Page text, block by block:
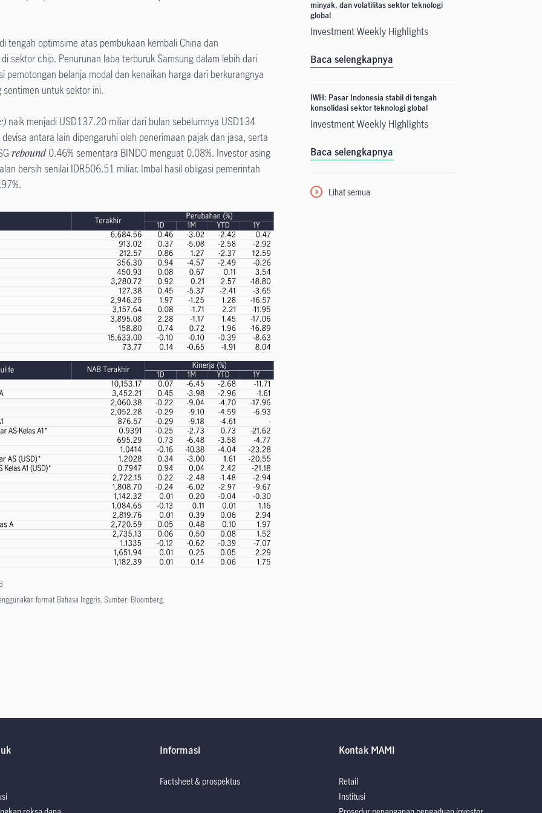
tengah optimsime atas pembukaan kembali China dan
sektor chip. Penurunan laba terburuk Samsung dalam lebih dari
pemotongan belanja modal dan kenaikan harga dari berkurangnya
untuk sektor ini.
naik menjadi USD137.20 miliar dari bulan sebelumnya USD134
antara lain dipengaruhi oleh penerimaan pajak dan jasa, serta
rebound0.46% sementara BINDO menguat 0.08%. Investor asing
bersih senilai IDR506.51 miliar. Imbal hasil obligasi pemerintah
minyak, dan volatilitas sektor teknologi
global
Investment Weekly Highlights
Baca selengkapnya
IWH: Pasar Indonesia stabil di tengah
konsolidasi sektor teknologi global
Investment Weekly Highlights
Baca selengkapnya
Lihat semua
format Bahasa Inggris. Sumber: Bloomberg.
Informasi
Factsheet & prospektus
Kontak MAMI
Retail
Institusi